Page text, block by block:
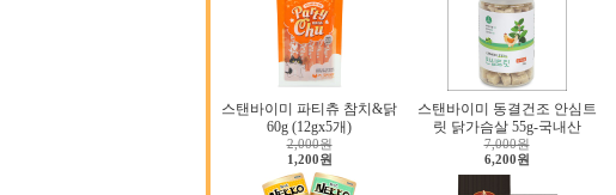
스탠바이미 파티츄 참치&닭
60g (12gx5개)
2,000원
1,200원
스탠바이미 동결건조 안심트
릿 닭가슴살 55g-국내산
7,000원
6,200원